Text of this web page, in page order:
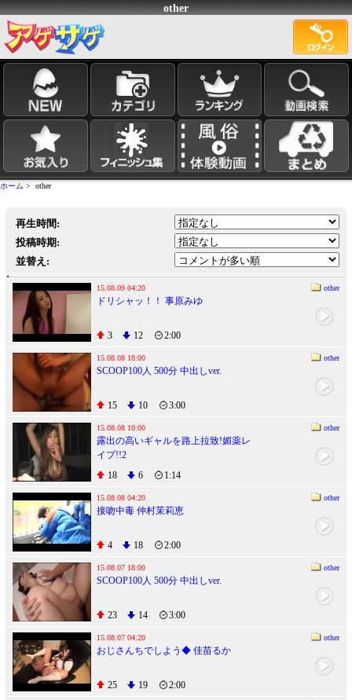
other
ホーム > other
再生時間:
投稿時期:
並替え:
15.08.09 04:20 other
ドリシャッ！！ 事原みゆ
3 12 2:00
15.08.08 18:00 other
SCOOP100人 500分 中出しver.
15 10 3:00
15.08.08 10:00 other
露出の高いギャルを路上拉致!媚薬レ
イプ!!2
18
6 1:14
15.08.08 04:20 other
接吻中毒 仲村茉莉恵
4 18 2:00
15.08.07 18:00 other
SCOOP100人 500分 中出しver.
23 14 3:00
15.08.07 04:20 other
おじさんちでしよう◆ 佳苗るか
25 19 2:00